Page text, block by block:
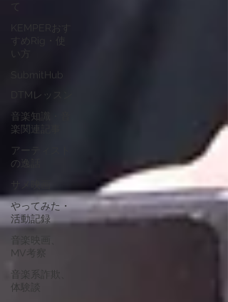
すめRig・使
い方
SubmitHub
DTMレッスン
音楽知識・音
楽関連記事
アーティスト
の逸話
やってみた・
活動記録
音楽映画、
MV考察
音楽系詐欺、
体験談